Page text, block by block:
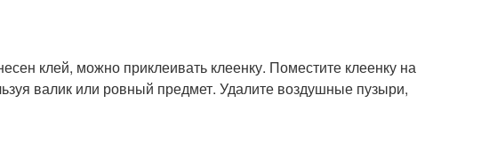
клей, можно приклеивать клеенку. Поместите клеенку на
валик или ровный предмет. Удалите воздушные пузыри,